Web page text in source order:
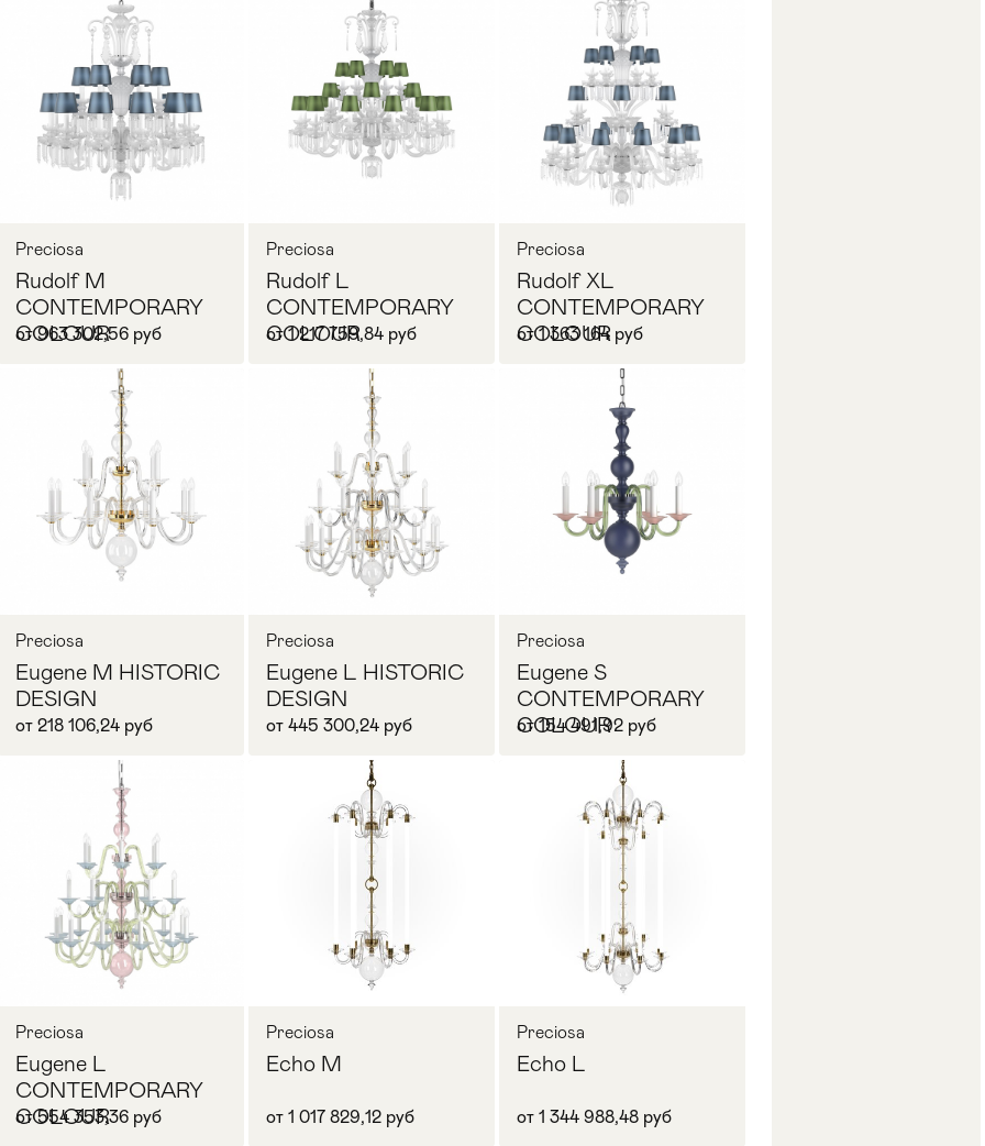
Запросить цену Запросить цену Запросить цену
Запросить цену
Preciosa
Rudolf M
CONTEMPORARY
COLOUR
от 963 302,56 руб
Запросить цену
Preciosa
Rudolf L
CONTEMPORARY
COLOUR
от 1 217 759,84 руб
Запросить цену
Preciosa
Rudolf XL
CONTEMPORARY
COLOUR
от 1 363 164 руб
Запросить цену
Preciosa
Eugene M HISTORIC
DESIGN
от 218 106,24 руб
Запросить цену
Preciosa
Eugene L HISTORIC
DESIGN
от 445 300,24 руб
Запросить цену
Preciosa
Eugene S
CONTEMPORARY
COLOUR
от 154 491,92 руб
Preciosa
Eugene L
CONTEMPORARY
COLOUR
от 554 353,36 руб
Preciosa
Echo M
от 1 017 829,12 руб
Preciosa
Echo L
от 1 344 988,48 руб